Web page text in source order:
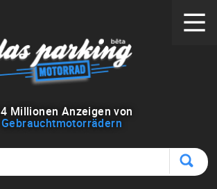
4 Millionen Anzeigen von
Gebrauchtmotorrädern